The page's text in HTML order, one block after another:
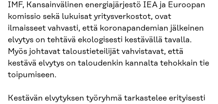
IMF, Kansainvälinen energiajärjestö IEA ja Euroopan
komissio sekä lukuisat yritysverkostot, ovat
ilmaisseet vahvasti, että koronapandemian jälkeinen
elvytys on tehtävä ekologisesti kestävällä tavalla.
Myös johtavat taloustieteilijät vahvistavat, että
kestävä elvytys on taloudenkin kannalta tehokkain tie
toipumiseen.
Kestävän elvytyksen työryhmä tarkastelee erityisesti